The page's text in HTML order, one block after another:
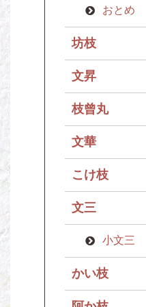
おとめ
坊枝
文昇
枝曾丸
文華
こけ枝
文三
小文三
かい枝